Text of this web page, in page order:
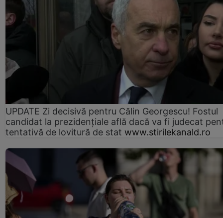
UPDATE Zi decisivă pentru Călin Georgescu! Fostul
candidat la prezidențiale află dacă va fi judecat
tentativă de lovitură de stat www.stirilekanald.ro